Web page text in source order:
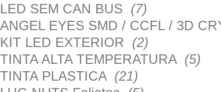
LED SEM CAN BUS (7)
ANGEL EYES SMD / CCFL / 3D
KIT LED EXTERIOR (2)
TINTA ALTA TEMPERATURA (5)
TINTA PLASTICA (21)